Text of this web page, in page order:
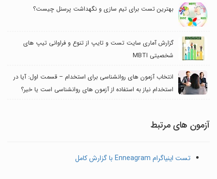
بهترین تست برای تیم سازی و نگهداشت پرسنل چیست؟
گزارش آماری سایت تست و تایپ از تنوع و فراوانی تیپ های
شخصیتی MBTI
انتخاب آزمون های روانشناسی برای استخدام – قسمت اول: آیا در
استخدام نیاز به استفاده از آزمون های روانشناسی است یا خیر؟
آزمون های مرتبط
تست اینیاگرام Enneagram با گزارش کامل